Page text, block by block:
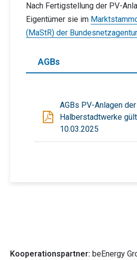
Nach Fertigstellung der PV-
Eigentümer sie im
(MaStR) der Bundesnetzagentur
AGBs
AGBs PV-Anlagen der
Halberstadtwerke
10.03.2025
Kooperationspartner: beEnergy